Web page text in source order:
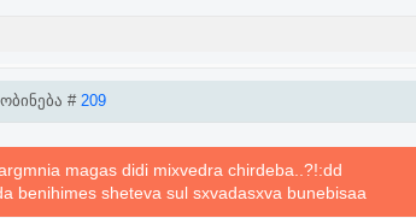
# 209
magas didi mixvedra chirdeba..?!:dd
benihimes sheteva sul sxvadasxva bunebisaa